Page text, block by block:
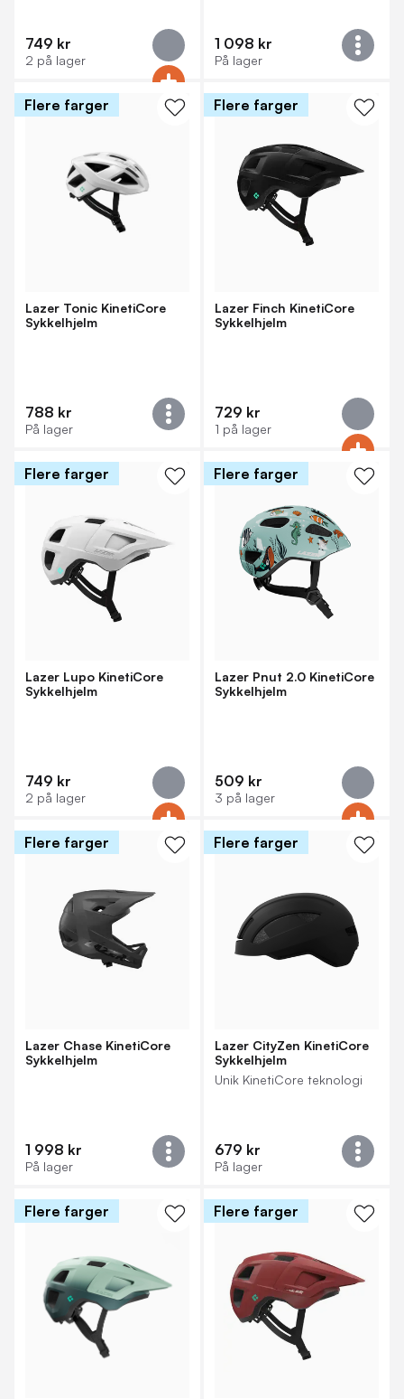
749 kr
2 på lager
1 098 kr
På lager
Flere farger
Lazer Tonic KinetiCore
Sykkelhjelm
788 kr
På lager
Flere farger
Lazer Finch KinetiCore
Sykkelhjelm
729 kr
1 på lager
Flere farger
Lazer Lupo KinetiCore
Sykkelhjelm
749 kr
2 på lager
Flere farger
Lazer Pnut 2.0 KinetiCore
Sykkelhjelm
509 kr
3 på lager
Flere farger
Lazer Chase KinetiCore
Sykkelhjelm
1 998 kr
På lager
Flere farger
Lazer CityZen KinetiCore
Sykkelhjelm
Unik KinetiCore teknologi
679 kr
På lager
Flere farger Flere farger